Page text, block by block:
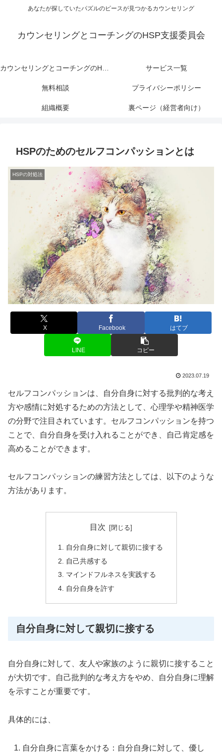
あなたが探していたパズルのピースが見つかるカウンセリング
カウンセリングとコーチングのHSP支援委員会
カウンセリングとコーチングのHSP支援委員会 サービス一覧
無料相談 プライバシーポリシー
組織概要 裏ページ（経営者向け）
HSPのためのセルフコンパッションとは
HSPの対処法
X Facebook はてブ
LINE コピー
2023.07.19
セルフコンパッションは、自分自身に対する批判的な考え
方や感情に対処するための方法として、心理学や精神医学
の分野で注目されています。セルフコンパッションを持つ
ことで、自分自身を受け入れることができ、自己肯定感を
高めることができます。
セルフコンパッションの練習方法としては、以下のような
方法があります。
目次
自分自身に対して親切に接する
自己共感する
マインドフルネスを実践する
自分自身を許す
自分自身に対して親切に接する
自分自身に対して、友人や家族のように親切に接すること
が大切です。自己批判的な考え方をやめ、自分自身に理解
を示すことが重要です。
具体的には、
自分自身に言葉をかける：自分自身に対して、優し